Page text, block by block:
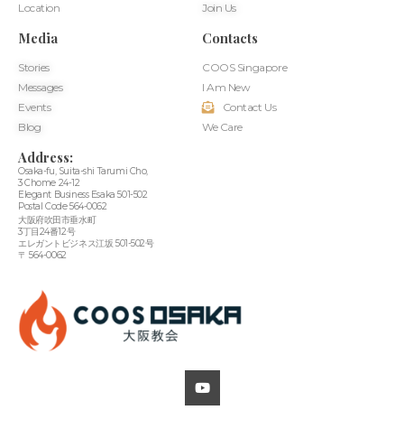
Location
Join Us
Media
Stories
Messages
Events
Blog
Contacts
COOS Singapore
I Am New
Contact Us
We Care
Address:
Osaka-fu, Suita-shi Tarumi Cho,
3 Chome 24-12
Elegant Business Esaka 501-502
Postal Code 564-0062
大阪府吹田市垂水町
3丁目24番12号
エレガントビジネス江坂 501-502号
〒 564-0062